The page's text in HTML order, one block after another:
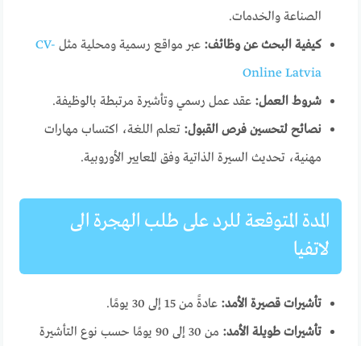
الصناعة والخدمات.
كيفية البحث عن وظائف: عبر مواقع رسمية ومحلية مثل CV-
Online Latvia
شروط العمل: عقد عمل رسمي وتأشيرة مرتبطة بالوظيفة.
نصائح لتحسين فرص القبول: تعلم اللغة، اكتساب مهارات
مهنية، تحديث السيرة الذاتية وفق المعايير الأوروبية.
المدة المتوقعة للرد على طلب الهجرة الى
لاتفيا
تأشيرات قصيرة الأمد: عادةً من 15 إلى 30 يومًا.
تأشيرات طويلة الأمد:
من 30 إلى 90 يومًا حسب نوع التأشيرة